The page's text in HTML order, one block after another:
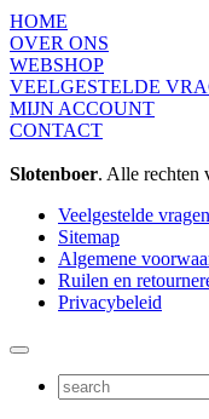
HOME
OVER ONS
WEBSHOP
VEELGESTELDE
MIJN ACCOUNT
CONTACT
Slotenboer. Alle rechten
Veelgestelde vragen
Sitemap
Algemene
Ruilen en
Privacybeleid